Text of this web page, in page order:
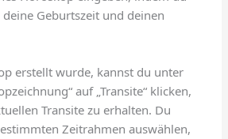
Geburtszeit und deinen
erstellt wurde, kannst du unter
auf „Transite“ klicken,
Transite zu erhalten. Du
Zeitrahmen auswählen,